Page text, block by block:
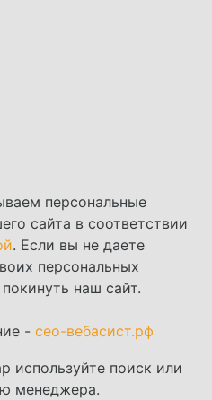
персональные
сайта в соответствии
. Если вы не даете
персональных
наш сайт.
- сео-вебасист.рф
используйте поиск или
менеджера.